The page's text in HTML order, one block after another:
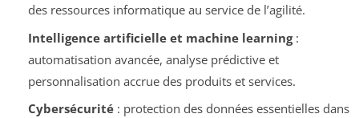
des ressources informatique au service de l’agilité.
Intelligence artificielle et machine learning:
automatisation avancée, analyse prédictive et
personnalisation accrue des produits et services.
Cybersécurité: protection des données essentielles dans